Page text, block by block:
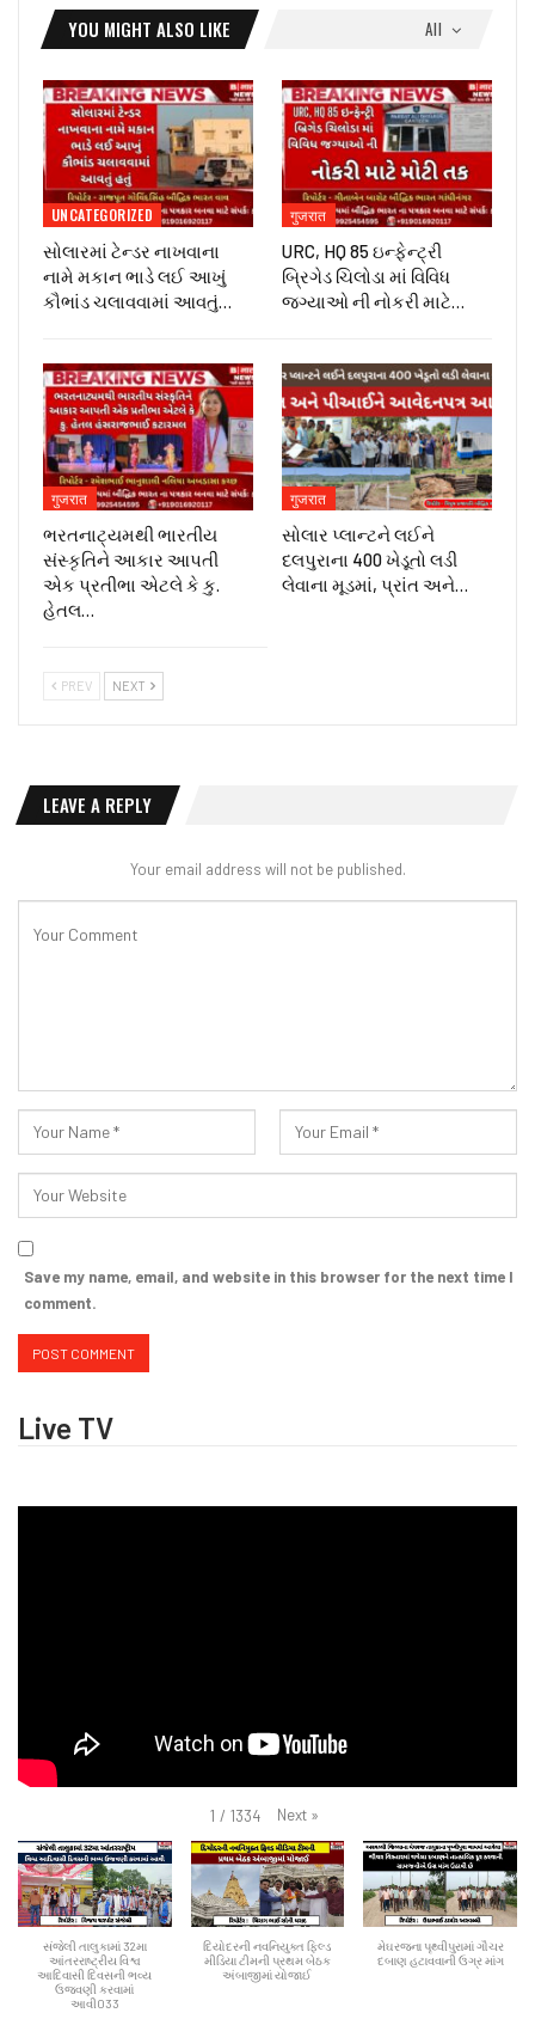
All
YOU MIGHT ALSO LIKE
UNCATEGORIZED
સોલારમાં ટેન્ડર નાખવાના
નામે મકાન ભાડે લઈ આખું
કૌભાંડ ચલાવવામાં આવતું…
गुजरात
URC, HQ 85 ઇન્ફેન્ટ્રી
બ્રિગેડ ચિલોડા માં વિવિધ
જગ્યાઓ ની નોકરી માટે…
गुजरात
ભરતનાટ્યમથી ભારતીય
સંસ્કૃતિને આકાર આપતી
એક પ્રતીભા એટલે કે‌ કુ.
હેતલ…
गुजरात
સોલાર પ્લાન્ટને લઈને
દલપુરાના 400 ખેડૂતો લડી
લેવાના મૂડમાં, પ્રાંત અને…
PREV NEXT
LEAVE A REPLY
Your email address will not be published.
Save my name, email, and website in this browser for the next time I
comment.
Live TV
1 / 1334 Next »
સંજેલી તાલુકામાં 32મા
આંતરરાષ્ટ્રીય વિશ્વ
આદિવાસી દિવસની ભવ્ય
ઉજવણી કરવામાં
આવી033
દિયોદરની નવનિયુક્ત ફિલ્ડ
મીડિયા ટીમની પ્રથમ બેઠક
અંબાજીમાં યોજાઈ
મેઘરજના પૃથ્વીપુરામાં ગૌચર
દબાણ હટાવવાની ઉગ્ર માંગ